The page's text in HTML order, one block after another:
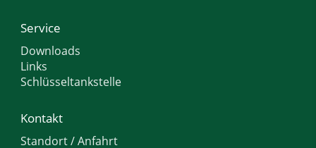
Service
Downloads
Links
Schlüsseltankstelle
Kontakt
Standort / Anfahrt